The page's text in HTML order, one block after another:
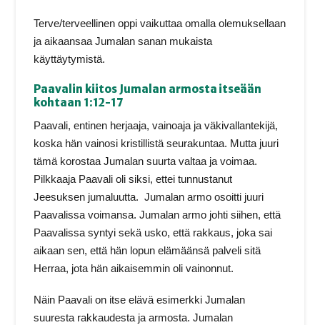
Terve/terveellinen oppi vaikuttaa omalla olemuksellaan
ja aikaansaa Jumalan sanan mukaista
käyttäytymistä.
Paavalin kiitos Jumalan armosta itseään
kohtaan 1:12-17
Paavali, entinen herjaaja, vainoaja ja väkivallantekijä,
koska hän vainosi kristillistä seurakuntaa. Mutta juuri
tämä korostaa Jumalan suurta valtaa ja voimaa.
Pilkkaaja Paavali oli siksi, ettei tunnustanut
Jeesuksen jumaluutta. Jumalan armo osoitti juuri
Paavalissa voimansa. Jumalan armo johti siihen, että
Paavalissa syntyi sekä usko, että rakkaus, joka sai
aikaan sen, että hän lopun elämäänsä palveli sitä
Herraa, jota hän aikaisemmin oli vainonnut.
Näin Paavali on itse elävä esimerkki Jumalan
suuresta rakkaudesta ja armosta. Jumalan